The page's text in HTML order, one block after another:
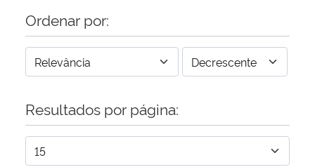
Advocacia-Geral da União
Planalto
Ordenar por:
Resultados por página: